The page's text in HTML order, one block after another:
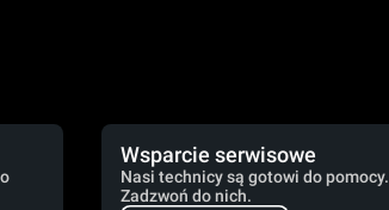
Wsparcie serwisowe
Nasi technicy są gotowi do pomocy.
Zadzwoń do nich.